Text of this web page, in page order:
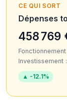
CE QUI SORT
Dépenses
458 769
Investissement
▲ -12.1%